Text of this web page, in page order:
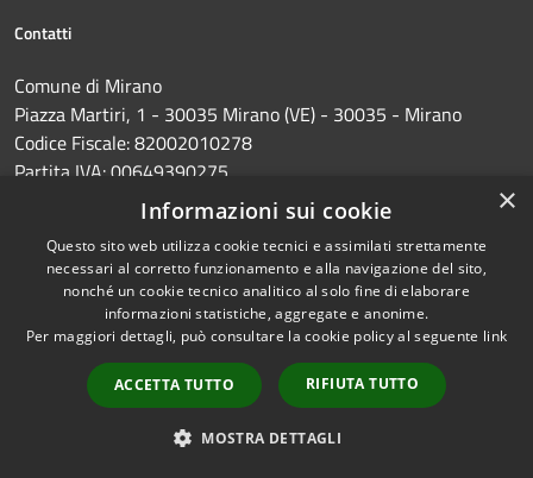
Contatti
Comune di Mirano
Piazza Martiri, 1 - 30035 Mirano (VE) - 30035 - Mirano
Codice Fiscale: 82002010278
Partita IVA: 00649390275
protocollo.comune.mirano.ve@pecveneto.it
Centralino Unico: 0039 041 5798311
Prenotazione appuntamento
Segnalazione disservizio
×
Informazioni sui cookie
Questo sito web utilizza cookie tecnici e assimilati strettamente
necessari al corretto funzionamento e alla navigazione del sito,
nonché un cookie tecnico analitico al solo fine di elaborare
informazioni statistiche, aggregate e anonime.
Per maggiori dettagli, può consultare la cookie policy al seguente link
ACCETTA TUTTO RIFIUTA TUTTO
MOSTRA DETTAGLI